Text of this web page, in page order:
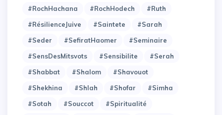
#RochHachana
#RochHodech
#Ruth
#RésilienceJuive
#Saintete
#Sarah
#Seder
#SefiratHaomer
#Seminaire
#SensDesMitsvots
#Sensibilite
#Serah
#Shabbat
#Shalom
#Shavouot
#Shekhina
#Shlah #Shofar
#Simha
#Sotah
#Souccot
#Spiritualité